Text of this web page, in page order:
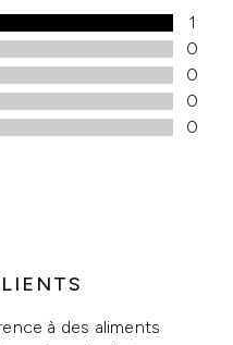
1
0
0
0
0
à des aliments